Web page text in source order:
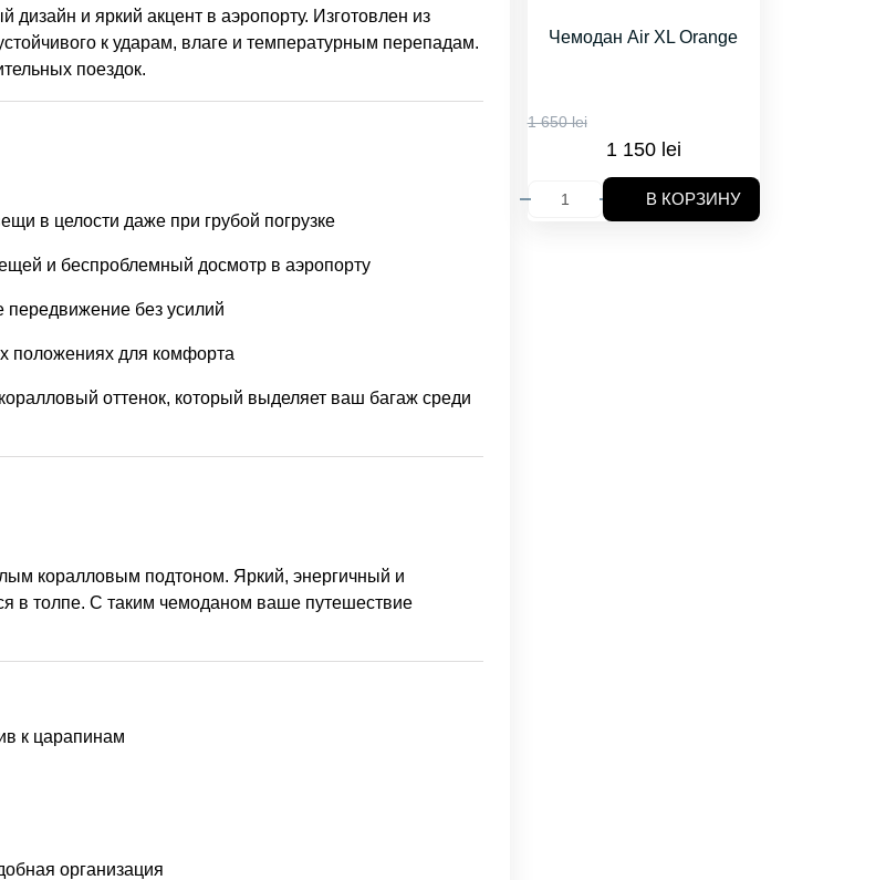
Чемодан Air XL Orange
1 650 lei
1 150 lei
В КОРЗИНУ
дизайн и яркий акцент в аэропорту. Изготовлен из
к ударам, влаге и температурным перепадам.
поездок.
в целости даже при грубой погрузке
и беспроблемный досмотр в аэропорту
передвижение без усилий
положениях для комфорта
оттенок, который выделяет ваш багаж среди
коралловым подтоном. Яркий, энергичный и
в толпе. С таким чемоданом ваше путешествие
к царапинам
организация